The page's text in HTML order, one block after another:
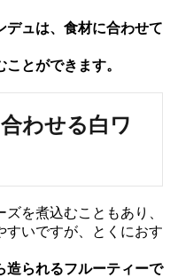
デュは、食材に合わせて
とができます。
を煮込むこともあり、
すいですが、とくにおす
造られるフルーティーで